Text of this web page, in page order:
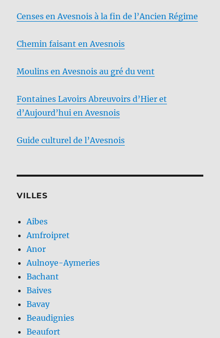
Censes en Avesnois à la fin de l’Ancien Régime
Chemin faisant en Avesnois
Moulins en Avesnois au gré du vent
Fontaines Lavoirs Abreuvoirs d’Hier et
d’Aujourd’hui en Avesnois
Guide culturel de l’Avesnois
VILLES
Aibes
Amfroipret
Anor
Aulnoye-Aymeries
Bachant
Baives
Bavay
Beaudignies
Beaufort